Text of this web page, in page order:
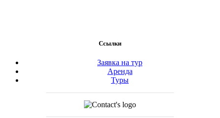
Ссылки
Заявка на тур
Аренда
Туры